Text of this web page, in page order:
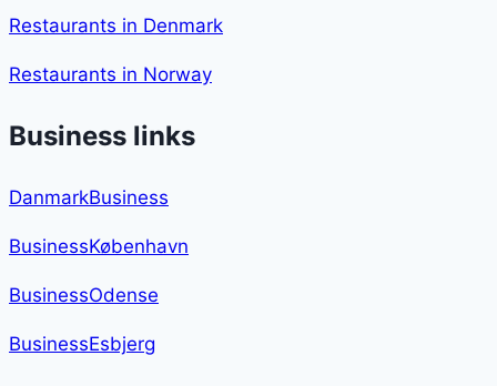
Restaurants in Denmark
Restaurants in Norway
Business links
DanmarkBusiness
BusinessKøbenhavn
BusinessOdense
BusinessEsbjerg